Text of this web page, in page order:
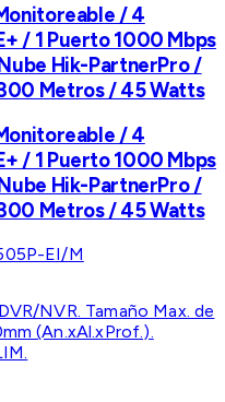
/ 4
/ 1 Puerto 1000 Mbps
Hik-PartnerPro /
Metros / 45 Watts
/ 4
/ 1 Puerto 1000 Mbps
Hik-PartnerPro /
Metros / 45 Watts
EI/M